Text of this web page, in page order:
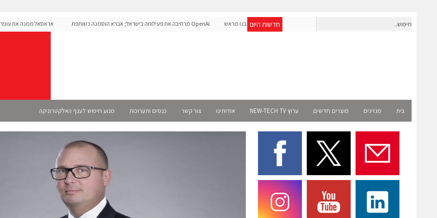
חדשות היום
חברת IAIG גייסה 6 מיליון דולר להקמת חברות תוכנה שנבנו מראש
OpenAI מרחיבה את פעילותה בישראל; אברא הוסמכה כשותפת
אראסאל ממנה את עופר
בית מגזינים מוצרים חדשים ערוץ NEW-TECH TV אודותינו צור קשר כנסים ותערוכות מנוע חיפוש לענף האלקטרוניקה